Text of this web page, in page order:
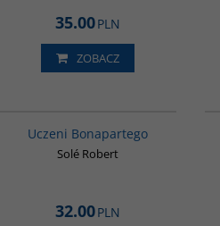
35.00PLN
ZOBACZ
Uczeni Bonapartego
Solé Robert
32.00PLN